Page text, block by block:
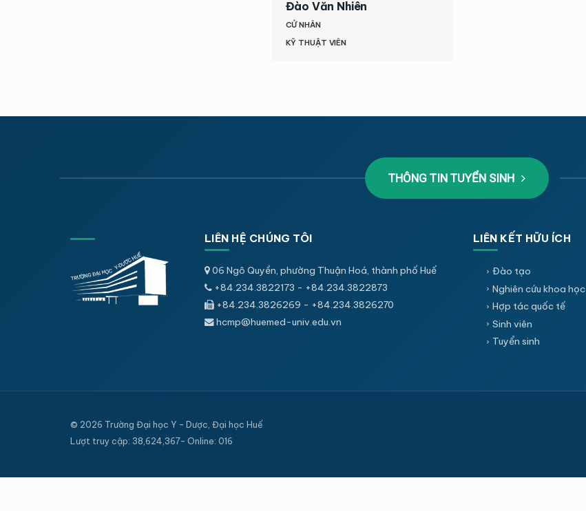
Đào Văn Nhiên
CỬ NHÂN
KỸ THUẬT VIÊN
THÔNG TIN TUYỂN SINH
LIÊN HỆ CHÚNG TÔI
06 Ngô Quyền, phường Thuận Hoá, thành phố Huế
+84.234.3822173 - +84.234.3822873
+84.234.3826269 - +84.234.3826270
hcmp@huemed-univ.edu.vn
LIÊN KẾT HỮU ÍCH
Đào tạo
Nghiên cứu khoa học
Hợp tác quốc tế
Sinh viên
Tuyển sinh
© 2026 Trường Đại học Y - Dược, Đại học Huế
Lượt truy cập: 38,624,367- Online: 016